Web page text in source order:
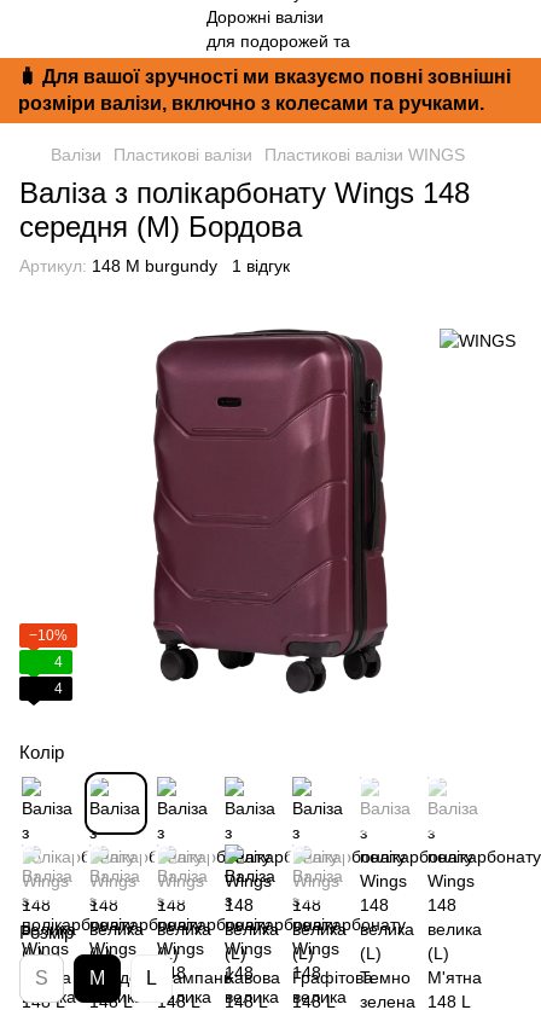
🧳 Для вашої зручності ми вказуємо повні зовнішні
розміри валізи, включно з колесами та ручками.
Валізи Пластикові валізи Пластикові валізи WINGS
Валіза з полікарбонату Wings 148
середня (M) Бордова
Артикул: 148 M burgundy 1 відгук
−10%
4
4
Колір
Розмір
S M L